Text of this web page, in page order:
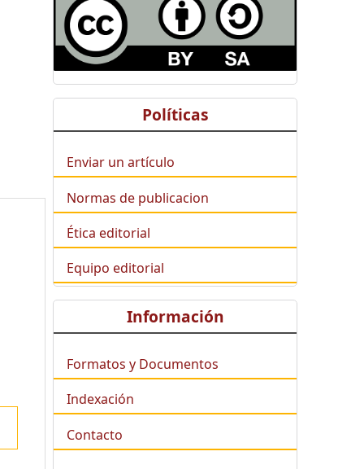
Políticas
Enviar un artículo
Normas de publicacion
Ética editorial
Equipo editorial
Información
Formatos y Documentos
Indexación
Contacto